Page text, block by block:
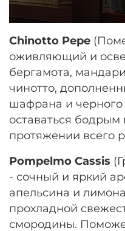
Chinotto Pepe
оживляющий и
бергамота,
чинотто,
шафрана и
оставаться
протяжении всего
Pompelmo Cassis
- сочный и яркий
апельсина и
прохладной
смородины.